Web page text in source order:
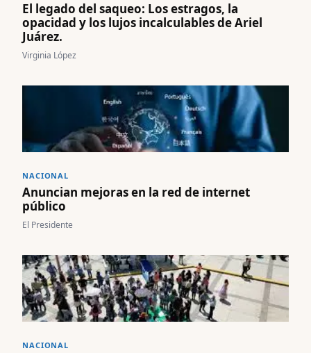
El legado del saqueo: Los estragos, la
opacidad y los lujos incalculables de Ariel
Juárez.
Virginia López
NACIONAL
Anuncian mejoras en la red de internet
público
El Presidente
NACIONAL